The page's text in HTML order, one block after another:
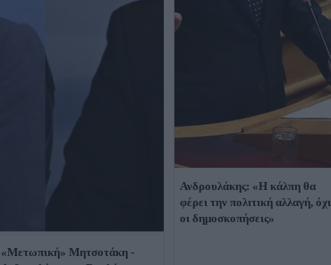
«Μετωπική» Μητσοτάκη -
Ανδρουλάκης: «Η κάλπη θα
φέρει την πολιτική αλλαγή, όχι
οι δημοσκοπήσεις»